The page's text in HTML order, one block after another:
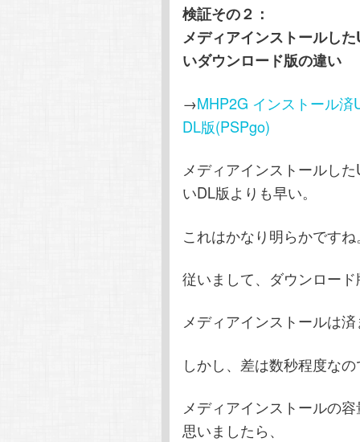
検証その２：
メディアインストールし
いダウンロード版の違い
→MHP2G インストール
DL版(PSPgo)
メディアインストールし
いDL版よりも早い。
これはかなり明らかですね
従いまして、ダウンロー
メディアインストールは
しかし、差は数秒程度な
メディアインストールの
思いましたら、